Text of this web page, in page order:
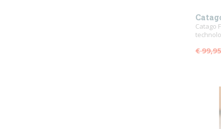
pad
Catago
€ 99,95